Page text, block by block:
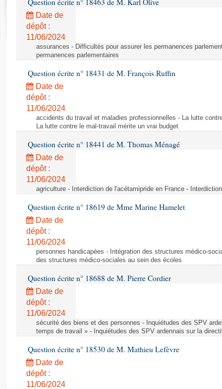
Rapports d'enquête
Rapports législatifs
Rapports sur l'application des lois
Baromètre de l’application des lois
Budget et sécurité sociale
Questions écrites et orales
Comptes rendus des débats
Question écrite n° 18463 de M. Karl Olive
Date de
dépôt :
11/06/2024
assurances - Difficultés pour assurer les permanences
permanences parlementaires
Question écrite n° 18431 de M. François Ruffin
Date de
dépôt :
11/06/2024
accidents du travail et maladies professionnelles - La lutte
La lutte contre le mal-travail mérite un vrai budget
Question écrite n° 18441 de M. Thomas Ménagé
Date de
dépôt :
11/06/2024
agriculture - Interdiction de l'acétamipride en France -
Question écrite n° 18619 de Mme Marine Hamelet
Date de
dépôt :
11/06/2024
personnes handicapées - Intégration des structures médico-
des structures médico-sociales au sein des écoles
Question écrite n° 18688 de M. Pierre Cordier
Date de
dépôt :
11/06/2024
sécurité des biens et des personnes - Inquiétudes des SPV
temps de travail » - Inquiétudes des SPV ardennais sur la
Question écrite n° 18530 de M. Mathieu Lefèvre
Date de
dépôt :
11/06/2024